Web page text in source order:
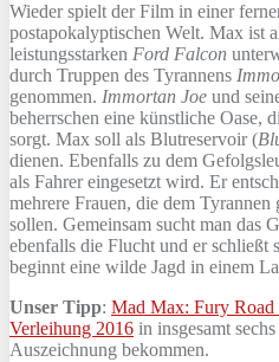
Wieder spielt der Film in einer
postapokalyptischen Welt. Max ist
leistungsstarken Ford Falcon
durch Truppen des Tyrannens
genommen. Immortan Joe und
beherrschen eine künstliche Oase,
sorgt. Max soll als Blutreservoir (
dienen. Ebenfalls zu dem
als Fahrer eingesetzt wird. Er
mehrere Frauen, die dem Tyrannen
sollen. Gemeinsam sucht man das
ebenfalls die Flucht und er schließt
beginnt eine wilde Jagd in einem
Unser Tipp: Mad Max: Fury Road
Verleihung 2016 in insgesamt
Auszeichnung bekommen.